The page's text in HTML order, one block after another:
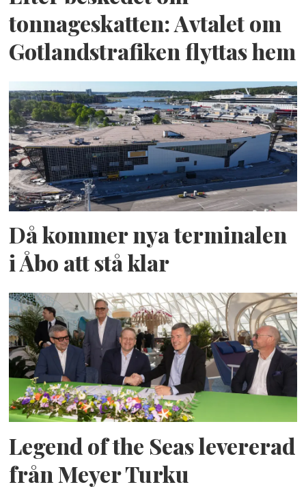
tonnageskatten: Avtalet om
Gotlandstrafiken flyttas hem
Då kommer nya terminalen
i Åbo att stå klar
Legend of the Seas levererad
från Meyer Turku